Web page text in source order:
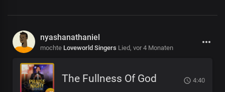
nyashanathaniel
mochte Loveworld Singers Lied, vor 4 Monaten
The Fullness Of God 4:40